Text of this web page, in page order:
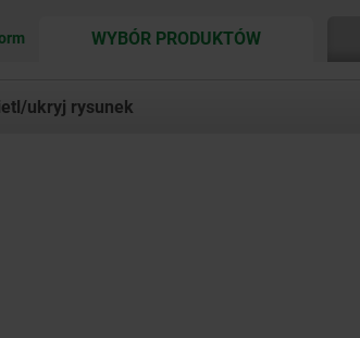
WYBÓR PRODUKTÓWCURRENT
CURRENT
ukryj rysunek